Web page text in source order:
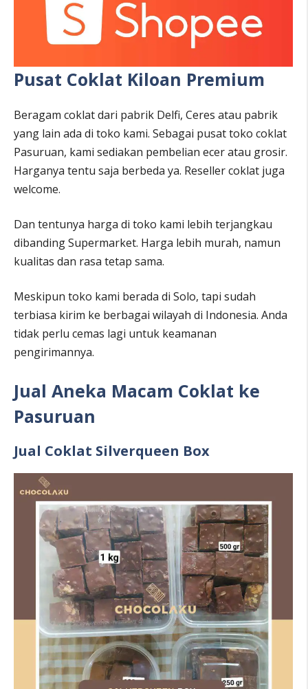
Pusat Coklat Kiloan Premium
Beragam coklat dari pabrik Delfi, Ceres atau pabrik
yang lain ada di toko kami. Sebagai pusat toko coklat
Pasuruan, kami sediakan pembelian ecer atau grosir.
Harganya tentu saja berbeda ya. Reseller coklat juga
welcome.
Dan tentunya harga di toko kami lebih terjangkau
dibanding Supermarket. Harga lebih murah, namun
kualitas dan rasa tetap sama.
Meskipun toko kami berada di Solo, tapi sudah
terbiasa kirim ke berbagai wilayah di Indonesia. Anda
tidak perlu cemas lagi untuk keamanan
pengirimannya.
Jual Aneka Macam Coklat ke
Pasuruan
Jual Coklat Silverqueen Box